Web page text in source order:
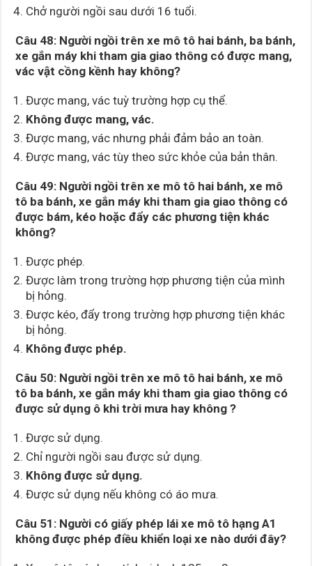
Chở người ngồi sau dưới 16 tuổi.
Câu 48: Người ngồi trên xe mô tô hai bánh, ba bánh,
xe gắn máy khi tham gia giao thông có được mang,
vác vật cồng kềnh hay không?
Được mang, vác tuỳ trường hợp cụ thể.
Không được mang, vác.
Được mang, vác nhưng phải đảm bảo an toàn.
Được mang, vác tùy theo sức khỏe của bản thân.
Câu 49: Người ngồi trên xe mô tô hai bánh, xe mô
tô ba bánh, xe gắn máy khi tham gia giao thông có
được bám, kéo hoặc đẩy các phương tiện khác
không?
Được phép.
Được làm trong trường hợp phương tiện của mình
bị hỏng.
Được kéo, đẩy trong trường hợp phương tiện khác
bị hỏng.
Không được phép.
Câu 50: Người ngồi trên xe mô tô hai bánh, xe mô
tô ba bánh, xe gắn máy khi tham gia giao thông có
được sử dụng ô khi trời mưa hay không ?
Được sử dụng.
Chỉ người ngồi sau được sử dụng.
Không được sử dụng.
Được sử dụng nếu không có áo mưa.
Câu 51: Người có giấy phép lái xe mô tô hạng A1
không được phép điều khiển loại xe nào dưới đây?